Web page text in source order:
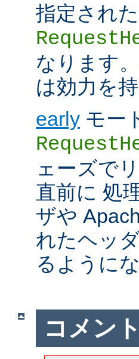
指定され
なります
は効力を
early モー
ェーズで
直前に 処
ザや
れたヘッ
るように
コメント